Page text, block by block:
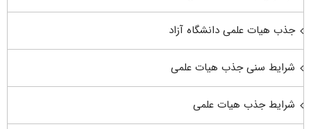
جذب هیات علمی دانشگاه آزاد
شرایط سنی جذب هیات علمی
شرایط جذب هیات علمی